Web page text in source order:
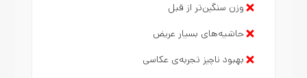
وزن سنگین‌تر از قبل
حاشیه‌های بسیار عریض
بهبود ناچیز تجربه‌ی عکاسی